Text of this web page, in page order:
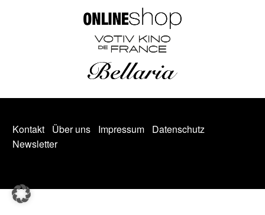
Kontakt Über uns Impressum
Datenschutz
Newsletter